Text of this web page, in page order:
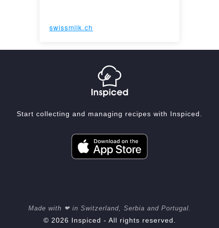
swissmilk.ch
Start collecting and managing recipes with Inspiced.
Made with ❤ in Switzerland, Serbia and Portugal.
© 2026 Inspiced - All rights reserved.